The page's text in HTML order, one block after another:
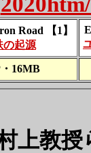
Road 【1】
の起源
・16MB
上教